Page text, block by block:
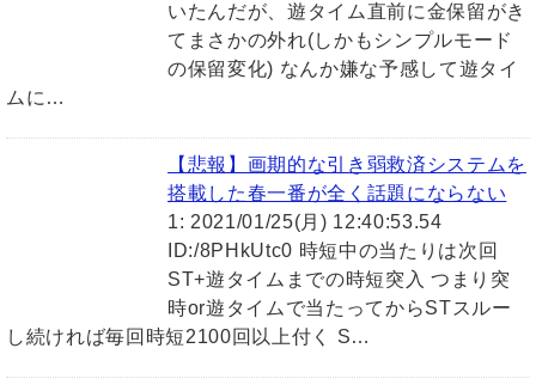
いたんだが、遊タイム直前に金保留がき
てまさかの外れ(しかもシンプルモード
の保留変化) なんか嫌な予感して遊タイ
ムに…
【悲報】画期的な引き弱救済システムを
搭載した春一番が全く話題にならない
1: 2021/01/25(月) 12:40:53.54
ID:/8PHkUtc0 時短中の当たりは次回
ST+遊タイムまでの時短突入 つまり突
時or遊タイムで当たってからSTスルー
し続ければ毎回時短2100回以上付く S…